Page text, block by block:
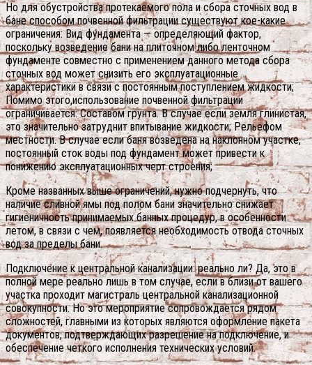
Но для обустройства протекаемого пола и сбора сточных вод в
бане способом почвенной фильтрации существуют кое-какие
ограничения: Вид фундамента — определяющий фактор,
поскольку возведение бани на плиточном либо ленточном
фундаменте совместно с применением данного метода сбора
сточных вод может снизить его эксплуатационные
характеристики в связи с постоянным поступлением жидкости;
Помимо этого,использование почвенной фильтрации
ограничивается: Составом грунта. В случае если земля глинистая,
это значительно затруднит впитывание жидкости; Рельефом
местности. В случае если баня возведена на наклонном участке,
постоянный сток воды под фундамент может привести к
понижению эксплуатационных черт строения;
Кроме названных выше ограничений, нужно подчернуть, что
наличие сливной ямы под полом бани значительно снижает
гигиеничность принимаемых банных процедур, в особенности
летом, в связи с чем, появляется необходимость отвода сточных
вод за пределы бани.
Подключение к центральной канализации: реально ли? Да, это в
полной мере реально лишь в том случае, если в близи от вашего
участка проходит магистраль центральной канализационной
совокупности. Но это мероприятие сопровождается рядом
сложностей, главными из которых являются оформление пакета
документов, подтверждающих разрешение на подключение, и
обеспечение четкого исполнения технических условий.